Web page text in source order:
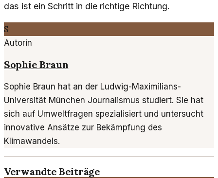
das ist ein Schritt in die richtige Richtung.
S
Autorin
Sophie Braun
Sophie Braun hat an der Ludwig-Maximilians-
Universität München Journalismus studiert. Sie hat
sich auf Umweltfragen spezialisiert und untersucht
innovative Ansätze zur Bekämpfung des
Klimawandels.
Verwandte Beiträge